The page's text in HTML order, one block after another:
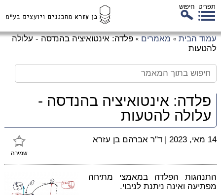
תפריט חיפוש
עמוד הבית » מאמרים » פלדה: אינטואיציה בהנדסה - עלולה
להטעות
פלדה: אינטואיציה בהנדסה -
עלולה להטעות
שמירה
14 מאי, 2023 | ד"ר אברהם בן עזרא
התנהגות הפלדה במאמצי מתיחה
מפתיעה ואינה ניתנת לניבוי.